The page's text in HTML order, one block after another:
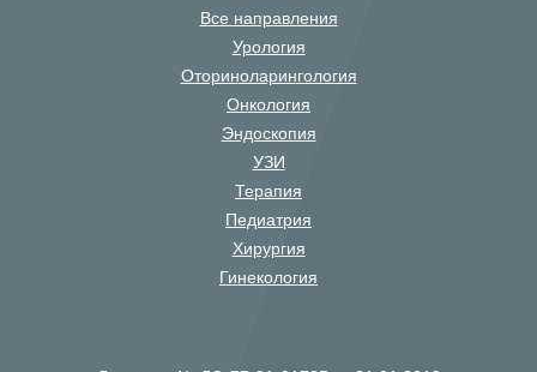
Все направления
Урология
Оториноларингология
Онкология
Эндоскопия
УЗИ
Терапия
Педиатрия
Хирургия
Гинекология